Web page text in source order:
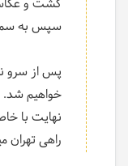
گشت و
سپس به
پس از سرو
خواهیم شد.
نهایت با
راهی تهران